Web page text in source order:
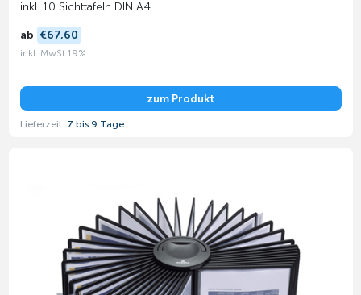
inkl. 10 Sichttafeln DIN A4
ab €67,60
inkl. MwSt 19%
zum Produkt
Lieferzeit: 7 bis 9 Tage